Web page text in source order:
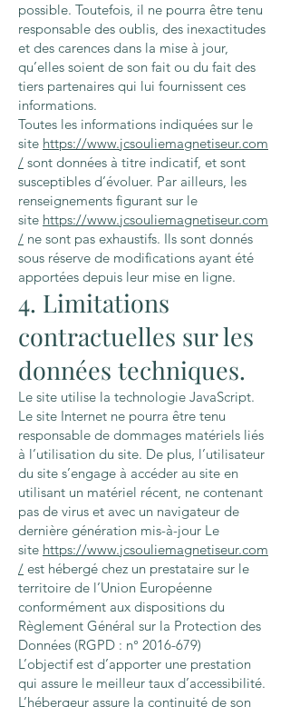
possible. Toutefois, il ne pourra être tenu
responsable des oublis, des inexactitudes
et des carences dans la mise à jour,
qu’elles soient de son fait ou du fait des
tiers partenaires qui lui fournissent ces
informations.
Toutes les informations indiquées sur le
site https://www.jcsouliemagnetiseur.com
/ sont données à titre indicatif, et sont
susceptibles d’évoluer. Par ailleurs, les
renseignements figurant sur le
site https://www.jcsouliemagnetiseur.com
/ ne sont pas exhaustifs. Ils sont donnés
sous réserve de modifications ayant été
apportées depuis leur mise en ligne.
4. Limitations
contractuelles sur les
données techniques.
Le site utilise la technologie JavaScript.
Le site Internet ne pourra être tenu
responsable de dommages matériels liés
à l’utilisation du site. De plus, l’utilisateur
du site s’engage à accéder au site en
utilisant un matériel récent, ne contenant
pas de virus et avec un navigateur de
dernière génération mis-à-jour Le
site https://www.jcsouliemagnetiseur.com
/ est hébergé chez un prestataire sur le
territoire de l’Union Européenne
conformément aux dispositions du
Règlement Général sur la Protection des
Données (RGPD : n° 2016-679)
L’objectif est d’apporter une prestation
qui assure le meilleur taux d’accessibilité.
L’hébergeur assure la continuité de son